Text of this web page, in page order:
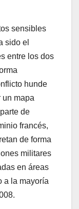
sensibles
sido el
entre los dos
hunde
un mapa
de
francés,
de forma
militares
en áreas
a la mayoría